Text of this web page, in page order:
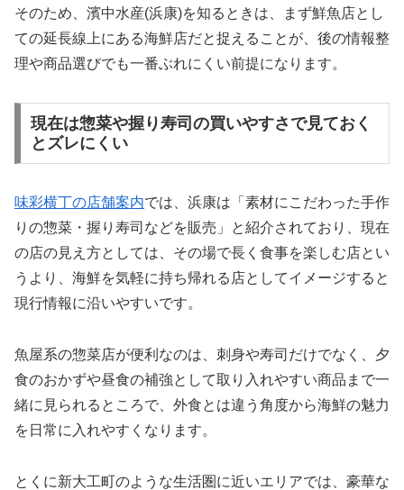
そのため、濱中水産(浜康)を知るときは、まず鮮魚店とし
ての延長線上にある海鮮店だと捉えることが、後の情報整
理や商品選びでも一番ぶれにくい前提になります。
現在は惣菜や握り寿司の買いやすさで見ておく
とズレにくい
味彩横丁の店舗案内では、浜康は「素材にこだわった手作
りの惣菜・握り寿司などを販売」と紹介されており、現在
の店の見え方としては、その場で長く食事を楽しむ店とい
うより、海鮮を気軽に持ち帰れる店としてイメージすると
現行情報に沿いやすいです。
魚屋系の惣菜店が便利なのは、刺身や寿司だけでなく、夕
食のおかずや昼食の補強として取り入れやすい商品まで一
緒に見られるところで、外食とは違う角度から海鮮の魅力
を日常に入れやすくなります。
とくに新大工町のような生活圏に近いエリアでは、豪華な